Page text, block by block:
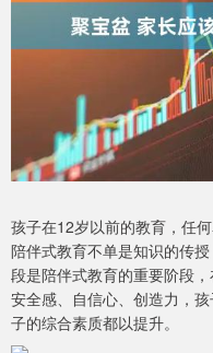
孩子在12岁以前的教育，任
陪伴式教育不单是知识的传
段是陪伴式教育的重要阶段
安全感、自信心、创造力，
子的综合素质都以提升。